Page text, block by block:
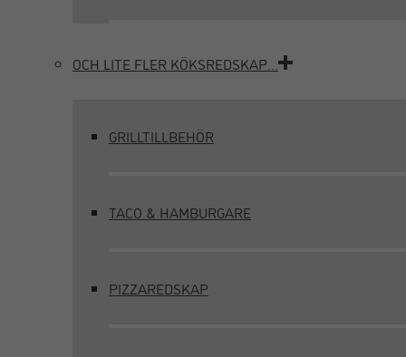
OCH LITE FLER KÖKSREDSKAP…
GRILLTILLBEHÖR
TACO & HAMBURGARE
PIZZAREDSKAP